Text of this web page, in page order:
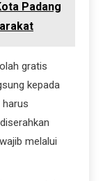
Padang
gratis
kepada
harus
melalui